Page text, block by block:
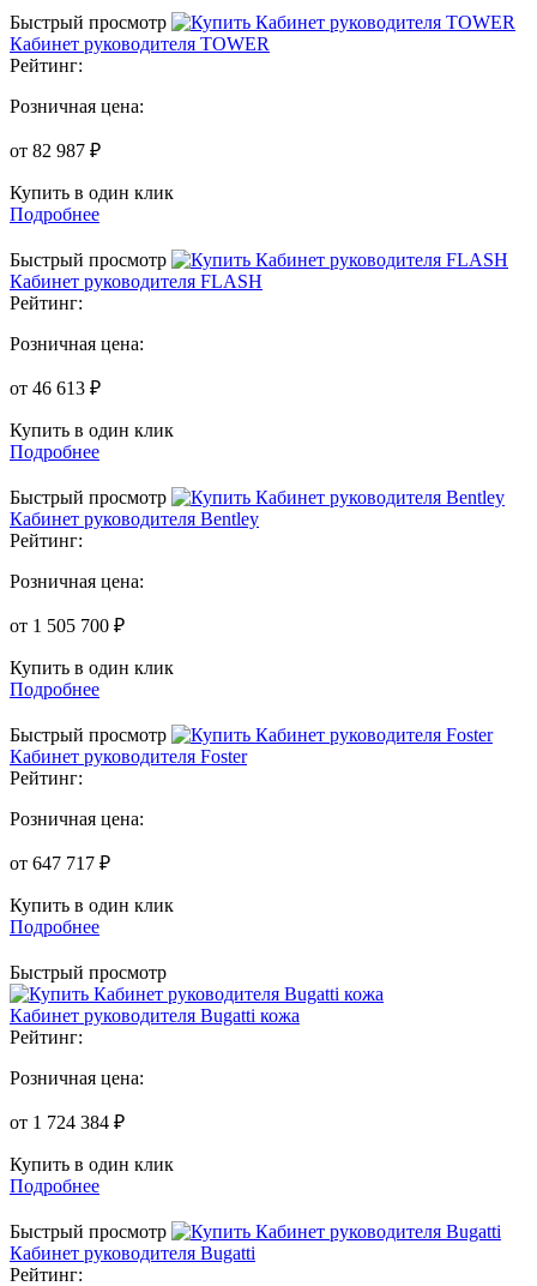
Быстрый просмотр
Кабинет руководителя TOWER
Рейтинг:
Розничная цена:
от 82 987 ₽
Купить в один клик
Подробнее
Быстрый просмотр
Кабинет руководителя FLASH
Рейтинг:
Розничная цена:
от 46 613 ₽
Купить в один клик
Подробнее
Быстрый просмотр
Кабинет руководителя Bentley
Рейтинг:
Розничная цена:
от 1 505 700 ₽
Купить в один клик
Подробнее
Быстрый просмотр
Кабинет руководителя Foster
Рейтинг:
Розничная цена:
от 647 717 ₽
Купить в один клик
Подробнее
Быстрый просмотр
Кабинет руководителя Bugatti кожа
Рейтинг:
Розничная цена:
от 1 724 384 ₽
Купить в один клик
Подробнее
Быстрый просмотр
Кабинет руководителя Bugatti
Рейтинг: